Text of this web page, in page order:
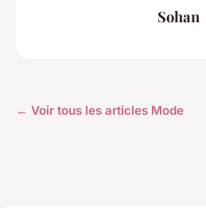
Sohan
← Voir tous les articles Mode